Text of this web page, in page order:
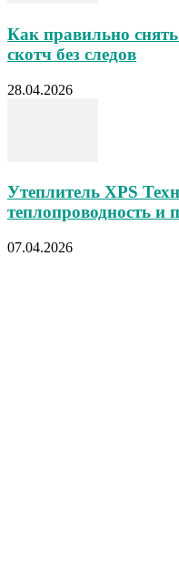
Как правильно
скотч без следов
28.04.2026
Утеплитель XPS
теплопроводность и
07.04.2026